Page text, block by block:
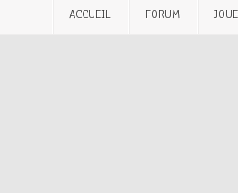
ACCUEIL FORUM